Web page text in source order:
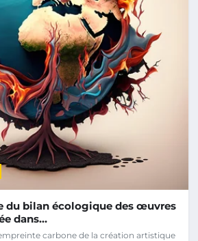
du bilan écologique des œuvres
dans…
carbone de la création artistique